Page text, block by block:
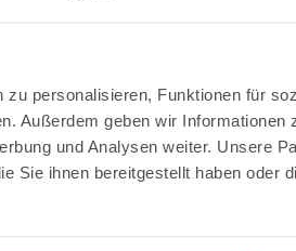
personalisieren, Funktionen für
Außerdem geben wir Informationen
und Analysen weiter. Unsere
Sie ihnen bereitgestellt haben oder